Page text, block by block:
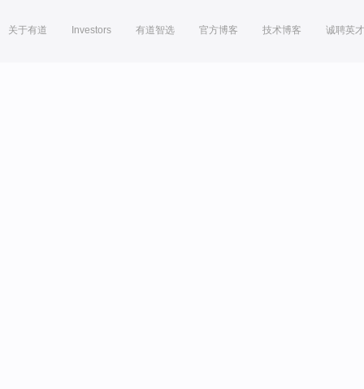
关于有道 Investors 有道智选 官方博客 技术博客 诚聘英才